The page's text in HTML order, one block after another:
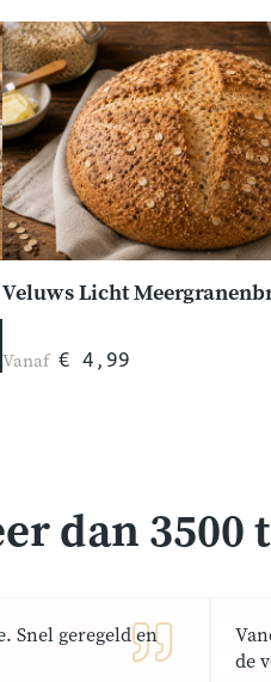
Veluws Licht
Vanaf € 4,99
dan
Snel geregeld en
de